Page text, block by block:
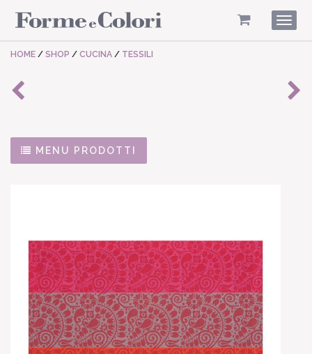
HOME / SHOP / CUCINA / TESSILI
MENU PRODOTTI